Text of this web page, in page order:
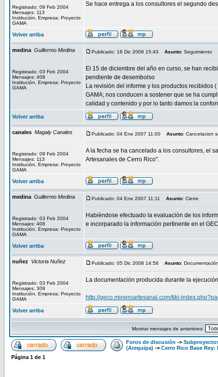
Registrado: 09 Feb 2004
Mensajes: 113
Institución, Empresa: Proyecto
GAMA
Se hace entrega a los consultores el segundo
Volver arriba
medina Guillermo Medina
Registrado: 03 Feb 2004
Mensajes: 408
Institución, Empresa: Proyecto
GAMA
Publicado: 18 Dic 2006 15:43 Asunto: Seguimiento
El 15 de diciembre del año en curso, se han
pendiente de desembolso
La revisiòn del informe y los productos recibidos
GAMA; nos conducen a sostener que se ha
calidad y contenido y por lo tanto damos la
Volver arriba
canales Magaly Canales
Registrado: 09 Feb 2004
Mensajes: 113
Institución, Empresa: Proyecto
GAMA
Publicado: 04 Ene 2007 11:00 Asunto: Cancelacion
A la fecha se ha cancelado a los consultores, el
Artesanales de Cerro Rico".
Volver arriba
medina Guillermo Medina
Registrado: 03 Feb 2004
Mensajes: 408
Institución, Empresa: Proyecto
GAMA
Publicado: 04 Ene 2007 11:11 Asunto: Cierre
Habièndose efectuado la evaluaciòn de los
e incorparado la informaciòn pertinente en el
Volver arriba
nuñez Victoria Nuñez
Registrado: 03 Feb 2004
Mensajes: 309
Institución, Empresa: Proyecto
GAMA
Publicado: 05 Dic 2008 14:58 Asunto:
La documentación producida durante la
http://geco.mineroartesanal.com/tiki-
Volver arriba
Mostrar mensajes de anteriores:
Foros de discusión ->
(Arequipa) -> Cerro Rico Base Rey:
Página 1 de 1